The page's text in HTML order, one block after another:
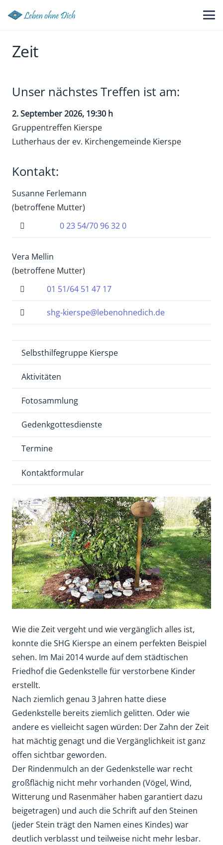
Zeit
Unser nächstes Treffen ist am:
2. September 2026, 19:30 h
Gruppentreffen Kierspe
Lutherhaus der ev. Kirchengemeinde Kierspe
Kontakt:
Susanne Ferlemann
(betroffene Mutter)
0 23 54/70 96 32 0
Vera Mellin
(betroffene Mutter)
01 51/64 51 47 17
shg-kierspe@lebenohnedich.de
Selbsthilfegruppe Kierspe
Aktivitäten
Fotosammlung
Gedenkgottesdienste
Termine
Kontaktformular
Wie die Zeit vergeht und wie vergänglich alles ist,
konnte die SHG Kierspe an einem perfekten Beispiel
sehen. Im Mai 2014 wurde auf dem städtischen
Friedhof die Gedenkstelle für verstorbene Kinder
erstellt.
Nach ziemlich genau 3 Jahren hatte diese
Gedenkstelle bereits ziemlich gelitten. Oder wie
andere es vielleicht sagen würden: Der Zahn der Zeit
hat mächtig genagt und die Vergänglichkeit ist ganz
offen sichtbar geworden.
Der Rindenmulch an der Gedenkstelle war recht
großflächig nicht mehr vorhanden (Vögel, Wind,
Witterung und Rasenmäher haben garantiert dazu
beigetragen) und auch die Schrift auf den Steinen
(jeder Stein trägt den Namen eines Kindes) war
deutlich verblasst und teilweise nicht mehr lesbar.